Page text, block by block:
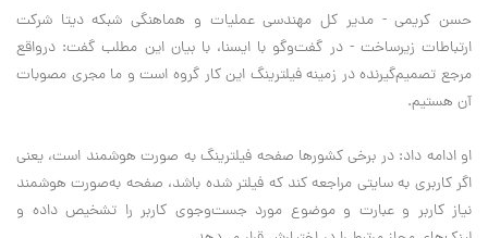
حسن كريمي - مدير كل مهندسي عمليات و هماهنگي شبكه ديتا شركت
ارتباطات زيرساخت - در گفت‌وگو با ايسنا، با بيان اين مطلب گفت: درواقع
مرجع تصميم‌گيرنده در زمينه فيلترينگ اين كار گروه است و ما مجري مصوبات
آن هستيم.
او ادامه داد: در برخي كشورها صفحه فيلترينگ به صورت هوشمند است، يعني
اگر كاربري به سايتي مراجعه كند كه فيلتر شده باشد، صفحه به‌صورت هوشمند
نياز كاربر و عبارت و موضوع مورد جست‌وجوي كاربر را تشخيص داده و